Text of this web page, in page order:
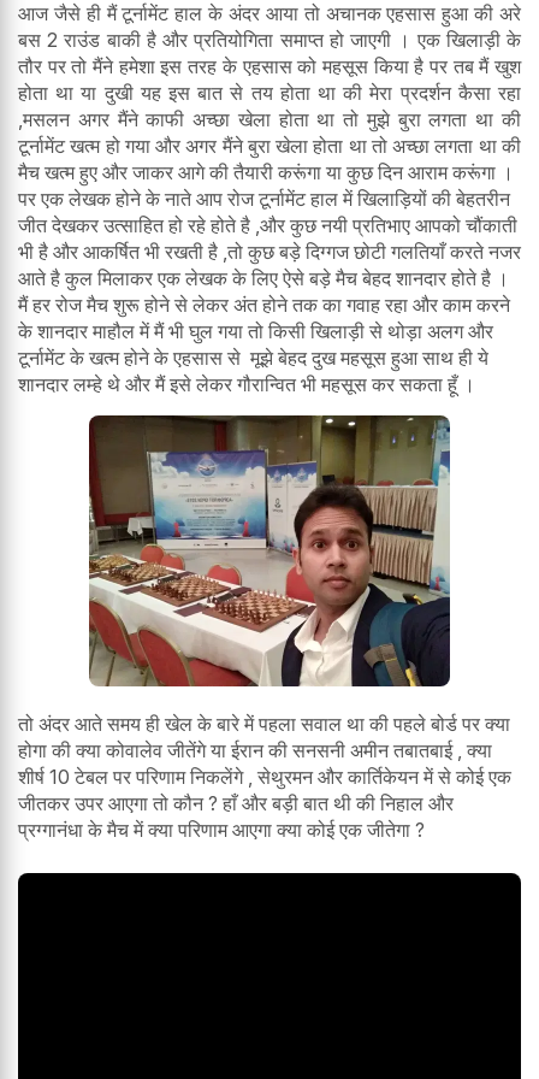
आज जैसे ही मैं टूर्नामेंट हाल के अंदर आया तो अचानक एहसास हुआ की अरे
बस 2 राउंड बाकी है और प्रतियोगिता समाप्त हो जाएगी । एक खिलाड़ी के
तौर पर तो मैंने हमेशा इस तरह के एहसास को महसूस किया है पर तब मैं खुश
होता था या दुखी यह इस बात से तय होता था की मेरा प्रदर्शन कैसा रहा
,मसलन अगर मैंने काफी अच्छा खेला होता था तो मुझे बुरा लगता था की
टूर्नामेंट खत्म हो गया और अगर मैंने बुरा खेला होता था तो अच्छा लगता था की
मैच खत्म हुए और जाकर आगे की तैयारी करूंगा या कुछ दिन आराम करूंगा ।
पर एक लेखक होने के नाते आप रोज टूर्नामेंट हाल में खिलाड़ियों की बेहतरीन
जीत देखकर उत्साहित हो रहे होते है ,और कुछ नयी प्रतिभाए आपको चौंकाती
भी है और आकर्षित भी रखती है ,तो कुछ बड़े दिग्गज छोटी गलतियाँ करते नजर
आते है कुल मिलाकर एक लेखक के लिए ऐसे बड़े मैच बेहद शानदार होते है ।
मैं हर रोज मैच शुरू होने से लेकर अंत होने तक का गवाह रहा और काम करने
के शानदार माहौल में मैं भी घुल गया तो किसी खिलाड़ी से थोड़ा अलग और
टूर्नामेंट के खत्म होने के एहसास से मूझे बेहद दुख महसूस हुआ साथ ही ये
शानदार लम्हे थे और मैं इसे लेकर गौरान्वित भी महसूस कर सकता हूँ ।
तो अंदर आते समय ही खेल के बारे में पहला सवाल था की पहले बोर्ड पर क्या
होगा की क्या कोवालेव जीतेंगे या ईरान की सनसनी अमीन तबातबाई , क्या
शीर्ष 10 टेबल पर परिणाम निकलेंगे , सेथुरमन और कार्तिकेयन में से कोई एक
जीतकर उपर आएगा तो कौन ? हाँ और बड़ी बात थी की निहाल और
प्रग्गानंधा के मैच में क्या परिणाम आएगा क्या कोई एक जीतेगा ?